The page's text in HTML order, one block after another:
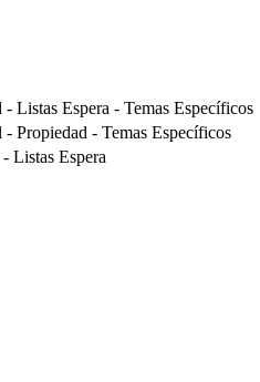
Listas Espera - Temas Específicos
Propiedad - Temas Específicos
Listas Espera